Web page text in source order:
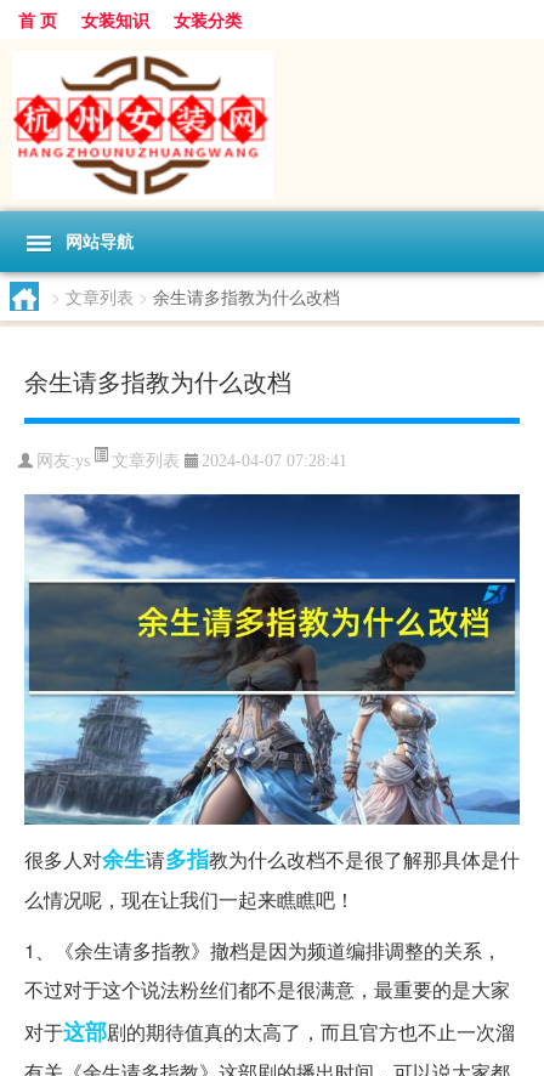
首 页 女装知识 女装分类
网站导航
> 文章列表 > 余生请多指教为什么改档
余生请多指教为什么改档
网友:ys 文章列表 2024-04-07 07:28:41
很多人对余生请多指教为什么改档不是很了解那具体是什
么情况呢，现在让我们一起来瞧瞧吧！
1、《余生请多指教》撤档是因为频道编排调整的关系，
不过对于这个说法粉丝们都不是很满意，最重要的是大家
对于这部剧的期待值真的太高了，而且官方也不止一次溜